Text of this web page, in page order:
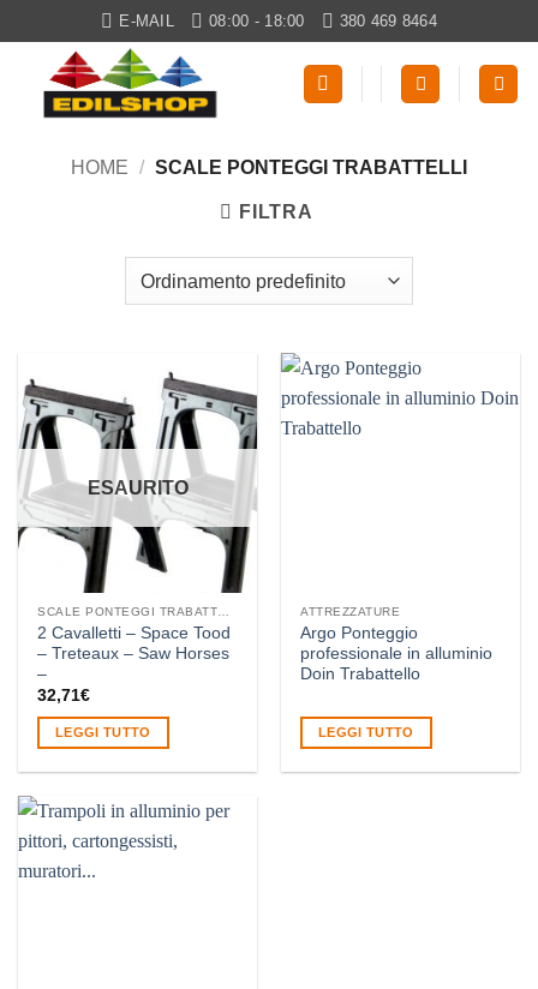
ai
contenuti
E-MAIL 08:00 - 18:00 380 469 8464
HOME / SCALE PONTEGGI TRABATTELLI
FILTRA
ESAURITO
2 Cavalletti – Space Tood
– Treteaux – Saw Horses
–
32,71€
LEGGI TUTTO
ATTREZZATURE
Argo Ponteggio
professionale in alluminio
Doin Trabattello
LEGGI TUTTO